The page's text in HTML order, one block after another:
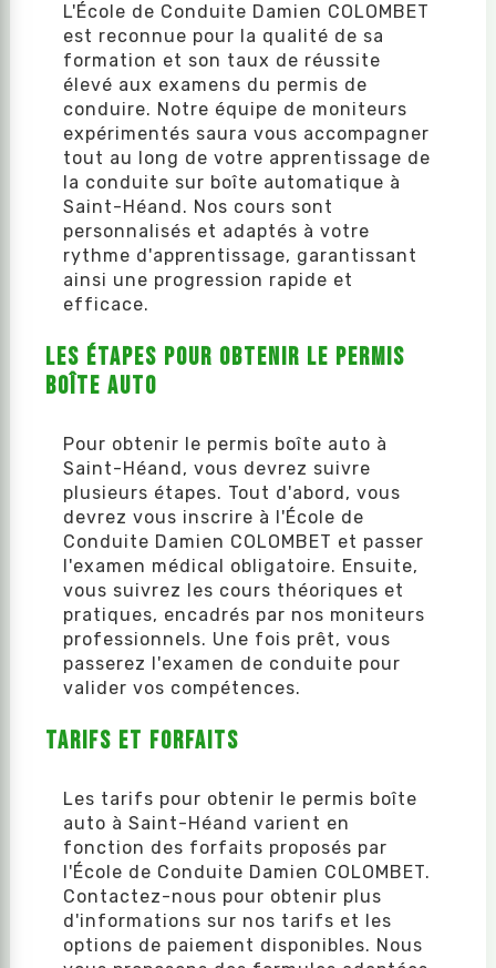
L'École de Conduite Damien COLOMBET
est reconnue pour la qualité de sa
formation et son taux de réussite
élevé aux examens du permis de
conduire. Notre équipe de moniteurs
expérimentés saura vous accompagner
tout au long de votre apprentissage de
la conduite sur boîte automatique à
Saint-Héand. Nos cours sont
personnalisés et adaptés à votre
rythme d'apprentissage, garantissant
ainsi une progression rapide et
efficace.
Les Étapes pour Obtenir le Permis
Boîte Auto
Pour obtenir le permis boîte auto à
Saint-Héand, vous devrez suivre
plusieurs étapes. Tout d'abord, vous
devrez vous inscrire à l'École de
Conduite Damien COLOMBET et passer
l'examen médical obligatoire. Ensuite,
vous suivrez les cours théoriques et
pratiques, encadrés par nos moniteurs
professionnels. Une fois prêt, vous
passerez l'examen de conduite pour
valider vos compétences.
Tarifs et Forfaits
Les tarifs pour obtenir le permis boîte
auto à Saint-Héand varient en
fonction des forfaits proposés par
l'École de Conduite Damien COLOMBET.
Contactez-nous pour obtenir plus
d'informations sur nos tarifs et les
options de paiement disponibles. Nous